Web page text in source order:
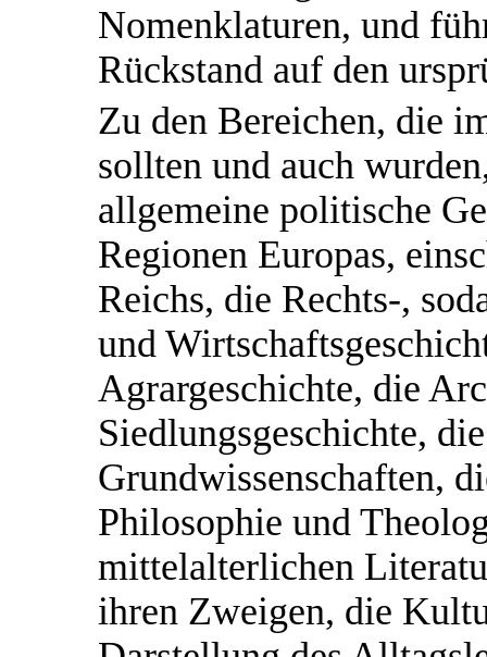
Nomenklaturen, und
Rückstand auf den
Zu den Bereichen, die
sollten und auch
allgemeine politische
Regionen Europas,
Reichs, die Rechts-,
und
Agrargeschichte, die
Siedlungsgeschichte,
Grundwissenschaften,
Philosophie und
mittelalterlichen
ihren Zweigen, die